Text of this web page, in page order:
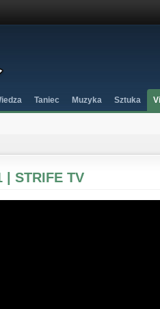
Taniec Muzyka Sztuka
| STRIFE TV